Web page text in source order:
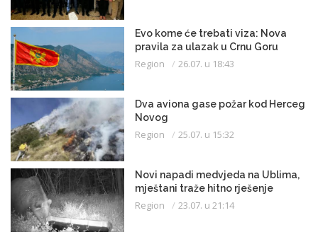
Evo kome će trebati viza: Nova
pravila za ulazak u Crnu Goru
Region 26.07. u 18:43
Dva aviona gase požar kod Herceg
Novog
Region 25.07. u 15:32
Novi napadi medvjeda na Ublima,
mještani traže hitno rješenje
Region 23.07. u 21:14